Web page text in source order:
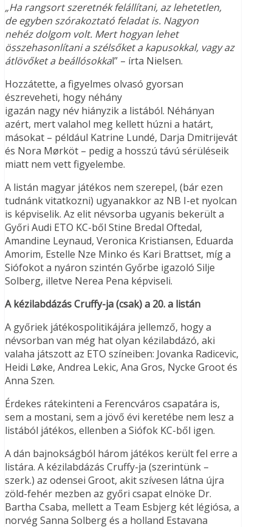
„Ha rangsort szeretnék felállítani, az lehetetlen,
de egyben szórakoztató feladat is. Nagyon
nehéz dolgom volt. Mert hogyan lehet
összehasonlítani a szélsőket a kapusokkal, vagy az
átlövőket a beállósokkal” – írta Nielsen.
Hozzátette, a figyelmes olvasó gyorsan
észreveheti, hogy néhány
igazán nagy név hiányzik a listából. Néhányan
azért, mert valahol meg kellett húzni a határt,
másokat – például Katrine Lundé, Darja Dmitrijevát
és Nora Mørköt – pedig a hosszú távú sérüléseik
miatt nem vett figyelembe.
A listán magyar játékos nem szerepel, (bár ezen
tudnánk vitatkozni) ugyanakkor az NB I-et nyolcan
is képviselik. Az elit névsorba ugyanis bekerült a
Győri Audi ETO KC-ből Stine Bredal Oftedal,
Amandine Leynaud, Veronica Kristiansen, Eduarda
Amorim, Estelle Nze Minko és Kari Brattset, míg a
Siófokot a nyáron szintén Győrbe igazoló Silje
Solberg, illetve Nerea Pena képviseli.
A kézilabdázás Cruffy-ja (csak) a 20. a listán
A győriek játékospolitikájára jellemző, hogy a
névsorban van még hat olyan kézilabdázó, aki
valaha játszott az ETO színeiben: Jovanka Radicevic,
Heidi Løke, Andrea Lekic, Ana Gros, Nycke Groot és
Anna Szen.
Érdekes rátekinteni a Ferencváros csapatára is,
sem a mostani, sem a jövő évi keretébe nem lesz a
listából játékos, ellenben a Siófok KC-ből igen.
A dán bajnokságból három játékos került fel erre a
listára. A kézilabdázás Cruffy-ja (szerintünk –
szerk.) az odensei Groot, akit szívesen látna újra
zöld-fehér mezben az győri csapat elnöke Dr.
Bartha Csaba, mellett a Team Esbjerg két légiósa, a
norvég Sanna Solberg és a holland Estavana